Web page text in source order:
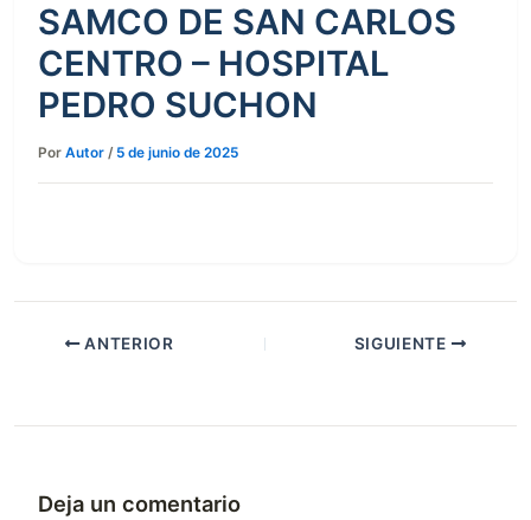
SAMCO DE SAN CARLOS
CENTRO – HOSPITAL
PEDRO SUCHON
Por Autor / 5 de junio de 2025
ANTERIOR SIGUIENTE
Deja un comentario